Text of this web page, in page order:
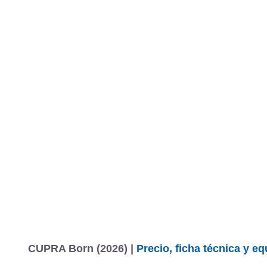
CUPRA Born (2026) | Precio, ficha técnica y